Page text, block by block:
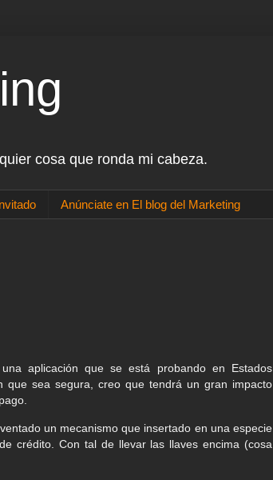
cosa que ronda mi cabeza.
Anúnciate en El blog del Marketing
una aplicación que se está probando en Estados
que sea segura, creo que tendrá un gran impacto
un mecanismo que insertado en una especie
crédito. Con tal de llevar las llaves encima (cosa